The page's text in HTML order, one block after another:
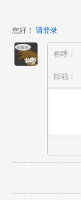
您好！ 请登录
称呼：
邮箱：